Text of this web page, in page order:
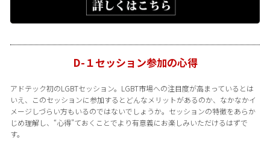
D-１セッション参加の心得
アドテック初のLGBTセッション。LGBT市場への注目度が高まっているとは
いえ、このセッションに参加するとどんなメリットがあるのか、なかなかイ
メージしづらい方もいるのではないでしょうか。セッションの特徴をあらか
じめ理解し、“心得”ておくことでより有意義にお楽しみいただけるはずで
す。